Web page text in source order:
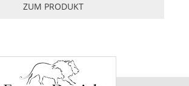
ZUM PRODUKT